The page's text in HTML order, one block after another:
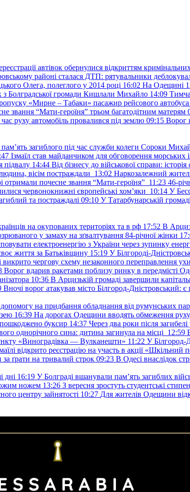
автівок обернулися відкриттям
районі сталася ДТП: рятувальники
Олега, полеглого у 2014 році 16:02 На Одещині
з Болградської громади Кишлали Михайло 14:09
«Мирне – Табаки» пасажир рейсового
звання “Мати-героїня” трьом багатодітним матерям
руху автомобіль провалився під землю 09:15 Ворог
загиблого під час служби колеги Сороки
Ізмаїл став майданчиком для обговорення морських
підвалу 14:44 Від бізнесу до військової справи:
вісім постраждали 13:02 Наркозалежний
отримали почесне звання “Мати-героїня” 11:23 46-
червонокнижні європейські хом’яки 10:14 У
та постраждалі 09:10 У Татарбунарській
на окупованих територіях та в рф 17:52 В
у замаху на зґвалтування 84-річної жінки
електроенергію з України через зупинку
життя за Батьківщину 15:19 У Білгороді-
чергову схему незаконного переправлення
Ворог вдарив ракетами поблизу ринку в
10:36 В Арцизькій громаді завершили
Вночі ворог атакував місто Білгород-Дністровський: є
на придбання обладнання від румунських
16:39 На дорогах Одещини вводять обмеження
пошкоджено буксир 14:37 Через два роки після
однорічного сина: дитина загинула на місці 12:59
«Виноградівка — Вулканешти» 11:22 У Білгород-
відкрито реєстрацію на участь в акції «Шкільний
ґрати на тривалий строк 09:23 В Одесі внаслідок
дні 16:19 У Болграді вшанували пам’ять загиблих
ножем 13:26 З вересня зростуть студентські
центру зайнятості 10:27 Для жителів Одещини